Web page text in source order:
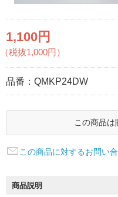
1,100円
（税抜1,000円）
品番： QMKP24DW
この商品は
この商品に対するお問い
商品説明